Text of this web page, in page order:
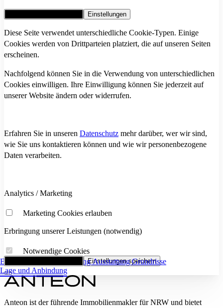
Eckdaten FlächenaufstellungAusstattungGrundrisse
Lage und Anbindung
Einstellungen
Diese Seite verwendet unterschiedliche Cookie-Typen. Einige
Cookies werden von Drittparteien platziert, die auf unseren Seiten
erscheinen.
Nachfolgend können Sie in die Verwendung von unterschiedlichen
Cookies einwilligen. Ihre Einwilligung können Sie jederzeit auf
unserer Website ändern oder widerrufen.
Erfahren Sie in unseren Datenschutz mehr darüber, wer wir sind,
wie Sie uns kontaktieren können und wie wir personenbezogene
Daten verarbeiten.
Analytics / Marketing
Marketing Cookies erlauben
Erbringung unserer Leistungen (notwendig)
Notwendige Cookies
Einstellungen speichern
Anteon ist der führende Immobilienmakler für NRW und bietet